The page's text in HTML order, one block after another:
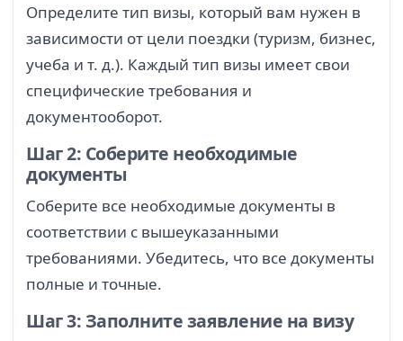
Определите тип визы, который вам нужен в
зависимости от цели поездки (туризм, бизнес,
учеба и т. д.). Каждый тип визы имеет свои
специфические требования и
документооборот.
Шаг 2: Соберите необходимые
документы
Соберите все необходимые документы в
соответствии с вышеуказанными
требованиями. Убедитесь, что все документы
полные и точные.
Шаг 3: Заполните заявление на визу